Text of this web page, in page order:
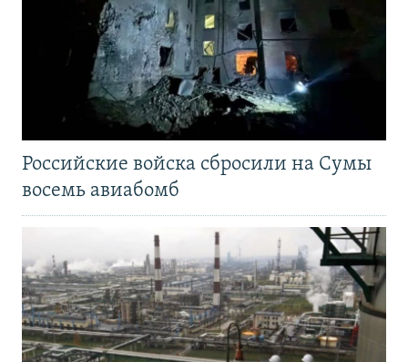
Российские войска сбросили на Сумы
восемь авиабомб